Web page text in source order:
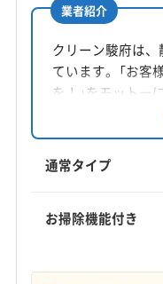
所在地
静岡県広野4-16-15-
対応地域
焼津市
静岡市葵区
袋井市
島田市
周智郡森町
榛原郡吉
業者紹介
クリーン駿府は
ています。「お客
を！」をモットー
供。自社施工で
負担です。基本
付きは5400円/台
談も可能です。
通常タイプ
お掃除機能付き